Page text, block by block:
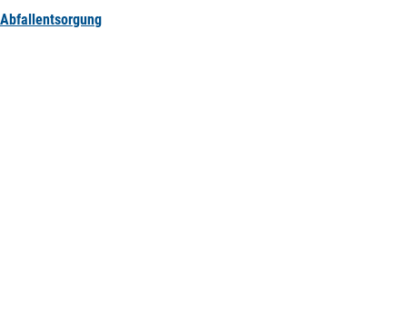
Abfallentsorgung